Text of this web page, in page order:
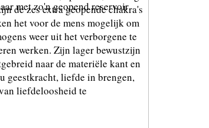
de zes extra geopende chakra's
het voor de mens mogelijk om
weer uit het verborgene te
werken. Zijn lager bewustzijn
naar de materiële kant en
geestkracht, liefde in brengen,
liefdeloosheid te
met zo'n geopend reservoir